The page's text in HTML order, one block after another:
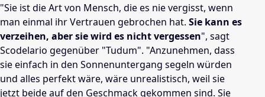
"Sie ist die Art von Mensch, die es nie vergisst, wenn
man einmal ihr Vertrauen gebrochen hat. Sie kann es
verzeihen, aber sie wird es nicht vergessen", sagt
Scodelario gegenüber "Tudum". "Anzunehmen, dass
sie einfach in den Sonnenuntergang segeln würden
und alles perfekt wäre, wäre unrealistisch, weil sie
jetzt beide auf den Geschmack gekommen sind. Sie